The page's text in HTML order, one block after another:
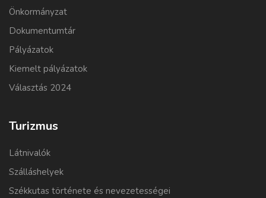
Önkormányzat
Dokumentumtár
Pályázatok
Kiemelt pályázatok
Választás 2024
Turizmus
Látnivalók
Szálláshelyek
Székkutas története és nevezetességei